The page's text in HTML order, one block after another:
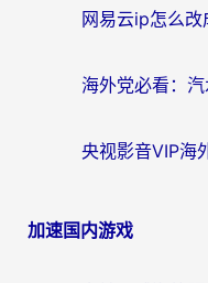
加速国内游戏